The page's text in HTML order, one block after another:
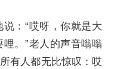
：“哎呀，你就是大
。”老人的声音嗡嗡
有人都无比惊叹：哎